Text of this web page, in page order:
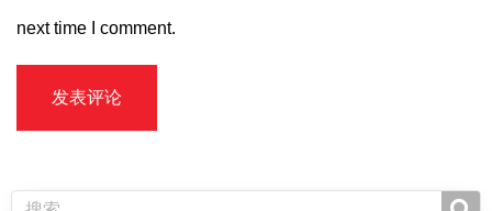
next time I comment.